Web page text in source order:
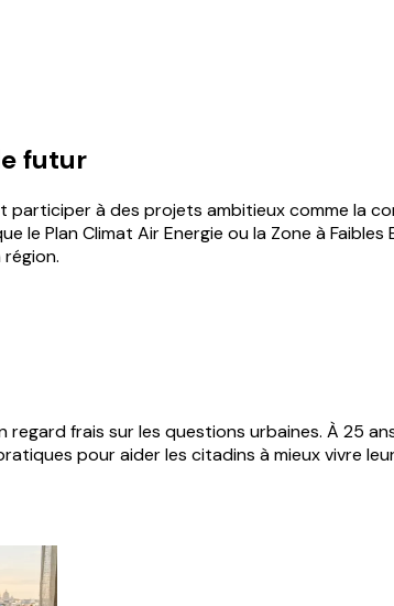
futur
participer à des projets ambitieux comme
le Plan Climat Air Energie ou la Zone à
frais sur les questions urbaines. À 25
pour aider les citadins à mieux vivre